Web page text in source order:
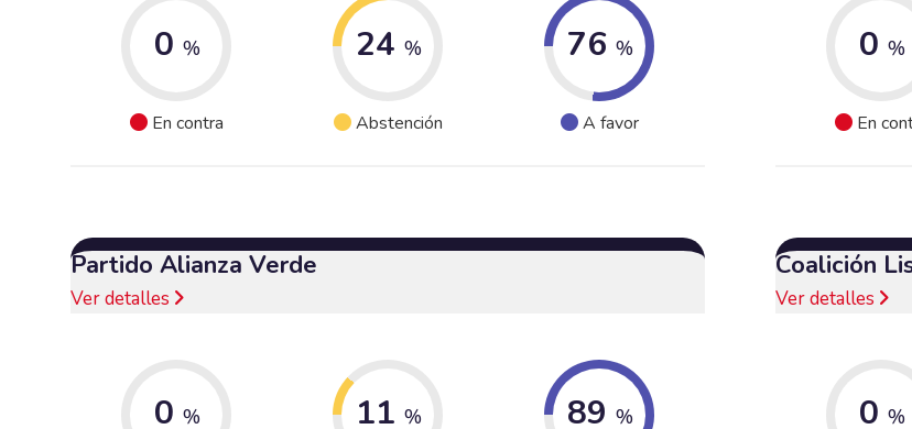
0 %
En contra
24 %
Abstención
76 %
A favor
0 %
En
Partido Alianza Verde
Ver detalles
0 % 11 % 89 %
Coalición
Ver detalles
0 %